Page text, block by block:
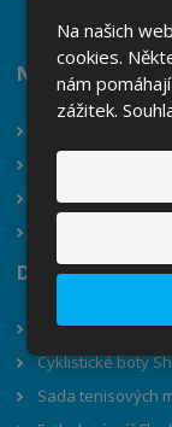
Na našich
cookies.
nám
zážitek.
Nejčastěji
Krátké tričko bez
Doporučujeme
Pánské kraťasy
Cyklistické boty
Sada tenisových